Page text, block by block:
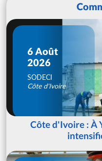
6 Août
2026
SODECI
Côte d'Ivoire
Côte d'Ivoire : À